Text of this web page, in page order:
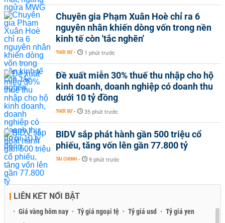
Chuyên gia Phạm Xuân Hoè chỉ ra 6
nguyên nhân khiến dòng vốn trong nền
kinh tế còn 'tắc nghẽn'
THỜI SỰ - 1 phút trước
Đề xuất miễn 30% thuế thu nhập cho hộ
kinh doanh, doanh nghiệp có doanh thu
dưới 10 tỷ đồng
THỜI SỰ - 35 phút trước
BIDV sắp phát hành gần 500 triệu cổ
phiếu, tăng vốn lên gần 77.800 tỷ
TÀI CHÍNH - 9 phút trước
LIÊN KẾT NỔI BẬT
Giá vàng hôm nay Tỷ giá ngoại tệ Tỷ giá usd
Tỷ giá yen